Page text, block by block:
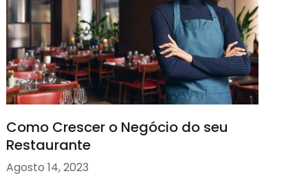
Como Crescer o Negócio do seu
Restaurante
Agosto 14, 2023